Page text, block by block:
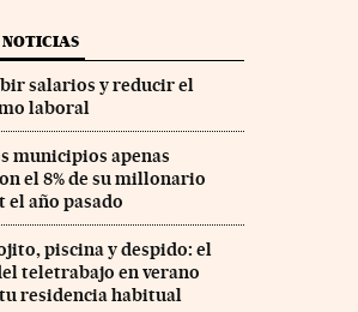
salarios y reducir el
laboral
municipios apenas
el 8% de su millonario
el año pasado
piscina y despido: el
teletrabajo en verano
residencia habitual